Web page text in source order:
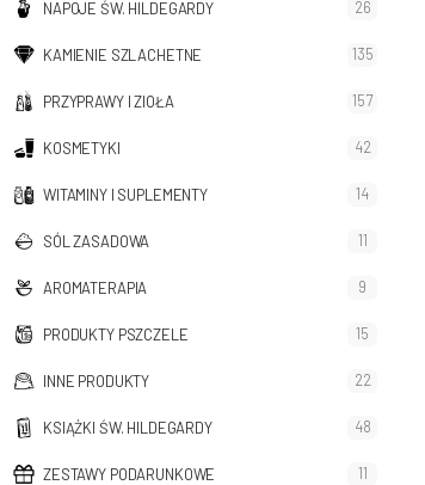
NAPOJE ŚW. HILDEGARDY 26
KAMIENIE SZLACHETNE 135
PRZYPRAWY I ZIOŁA 157
KOSMETYKI 42
WITAMINY I SUPLEMENTY 14
SÓL ZASADOWA 11
AROMATERAPIA 9
PRODUKTY PSZCZELE 15
INNE PRODUKTY 22
KSIĄŻKI ŚW. HILDEGARDY 48
ZESTAWY PODARUNKOWE 11